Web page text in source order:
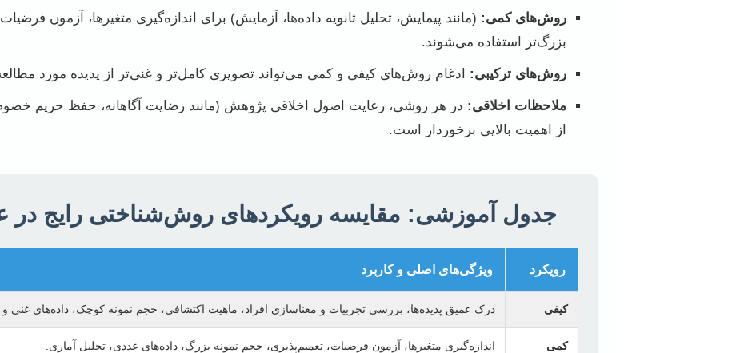
روش‌های کمی: (مانند پیمایش، تحلیل ثانویه داده‌ها، آزمایش) برای اندازه‌گیری متغیرها، آزمون
بزرگ‌تر استفاده می‌شوند.
روش‌های ترکیبی: ادغام روش‌های کیفی و کمی می‌تواند تصویری کامل‌تر و غنی‌تر از پدیده مورد
ملاحظات اخلاقی: در هر روشی، رعایت اصول اخلاقی پژوهش (مانند رضایت آگاهانه، حفظ حریم
از اهمیت بالایی برخوردار است.
جدول آموزشی: مقایسه رویکردهای روش‌شناختی رایج در
رویکرد ویژگی‌های اصلی و کاربرد
کیفی درک عمیق پدیده‌ها، بررسی تجربیات و معناسازی افراد، ماهیت اکتشافی، حجم نمونه کوچک، داده‌های غنی و
کمی اندازه‌گیری متغیرها، آزمون فرضیات، تعمیم‌پذیری، حجم نمونه بزرگ، داده‌های عددی، تحلیل آماری.